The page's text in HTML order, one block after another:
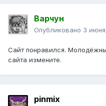
Варчун
Опубликовано 3
Сайт понравился.
сайта измените.
pinmix